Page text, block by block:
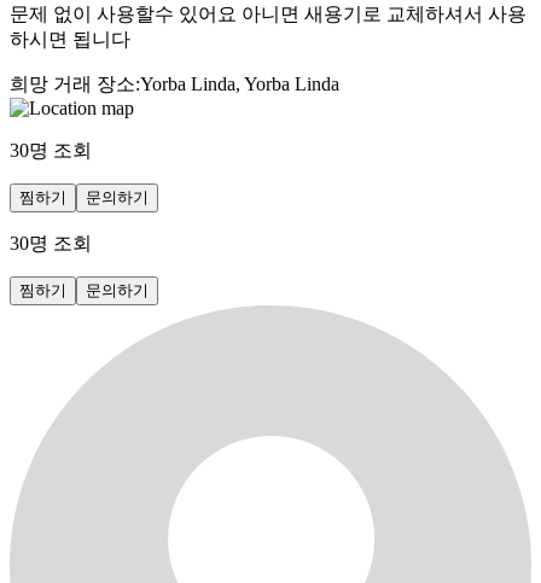
문제 없이 사용할수 있어요 아니면 새용기로 교체하셔서 사용
하시면 됩니다
희망 거래 장소:Yorba Linda, Yorba Linda
30명 조회
찜하기 문의하기
30명 조회
찜하기 문의하기